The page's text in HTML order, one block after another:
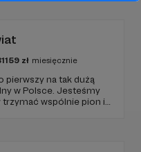
zł miesięcznie
pierwszy na tak dużą
w Polsce. Jesteśmy
trzymać wspólnie pion i